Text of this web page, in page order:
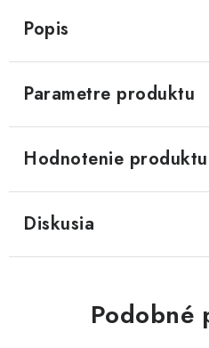
Popis
Parametre produktu
Hodnotenie
Diskusia
Podobné